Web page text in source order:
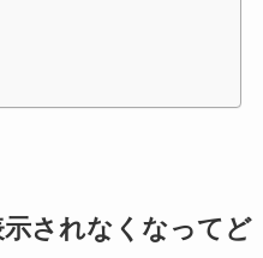
されなくなってど